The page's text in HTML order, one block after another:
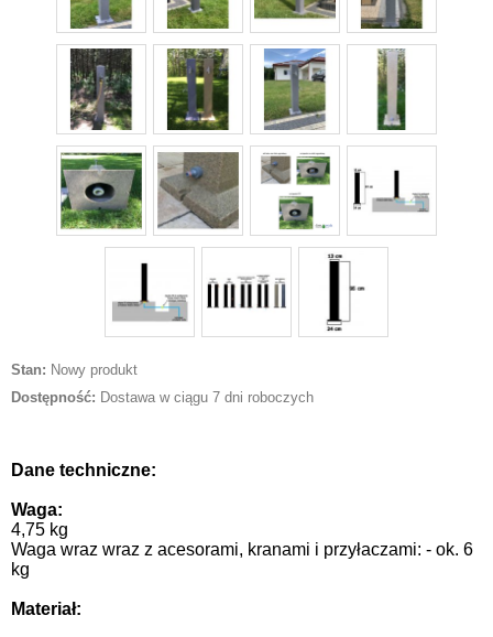
Stan: Nowy produkt
Dostępność: Dostawa w ciągu 7 dni roboczych
Dane techniczne:
Waga:
4,75 kg
Waga wraz wraz z acesorami, kranami i przyłaczami: - ok. 6
kg
Materiał: